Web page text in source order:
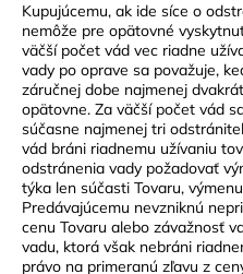
Kupujúcemu, ak ide síce o
nemôže pre opätovné
väčší počet vád vec riadne
vady po oprave sa považuje,
záručnej dobe najmenej
opätovne. Za väčší počet vád
súčasne najmenej tri
vád bráni riadnemu užívaniu
odstránenia vady požadovať
týka len súčasti Tovaru,
Predávajúcemu nevzniknú
cenu Tovaru alebo závažnosť
vadu, ktorá však nebráni
právo na primeranú zľavu z